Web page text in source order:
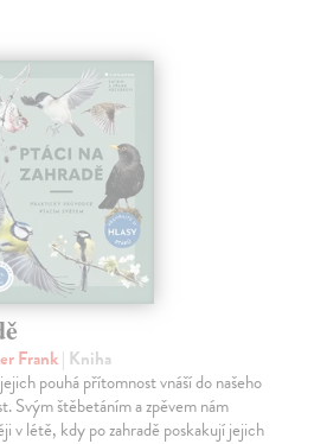
Frank| Kniha
pouhá přítomnost vnáší do našeho
Svým štěbetáním a zpěvem nám
v létě, kdy po zahradě poskakují jejich